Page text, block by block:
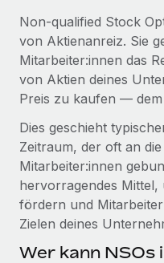
Gründung von
Schnelle,
Niederlassungen
Mobilität und
Benefits
Mühelose Verwaltung
Strategische
Reverse Tech und
Management und
Reverse Tech auf einen
Wellness-Startup
Mehr erfahren
Steuern
Den Blog erkunden
BLOG
Neues zu Remote-
Gusto und Zero
Auch im neuen Jahr
Non-qualified Stock
von Aktienanreiz. Sie
Mitarbeiter:innen das
von Aktien deines
Preis zu kaufen —
Dies geschieht
Zeitraum, der oft an
Mitarbeiter:innen
hervorragendes Mittel,
fördern und
Zielen deines
Wer kann NSOs